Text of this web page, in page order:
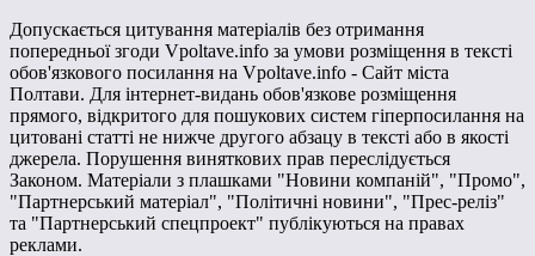
Допускається цитування матеріалів без отримання
попередньої згоди Vpoltave.info за умови розміщення в тексті
обов'язкового посилання на Vpoltave.info - Сайт міста
Полтави. Для інтернет-видань обов'язкове розміщення
прямого, відкритого для пошукових систем гіперпосилання на
цитовані статті не нижче другого абзацу в тексті або в якості
джерела. Порушення виняткових прав переслідується
Законом. Матеріали з плашками "Новини компаній", "Промо",
"Партнерський матеріал", "Політичні новини", "Прес-реліз"
та "Партнерський спецпроект" публікуються на правах
реклами.